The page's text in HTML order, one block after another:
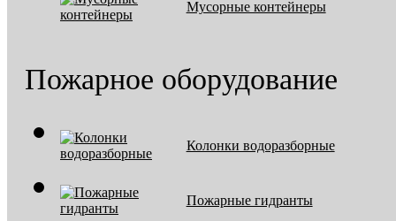
Мусорные контейнеры
Пожарное оборудование
Колонки водоразборные
Пожарные гидранты